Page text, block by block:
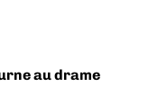
au drame